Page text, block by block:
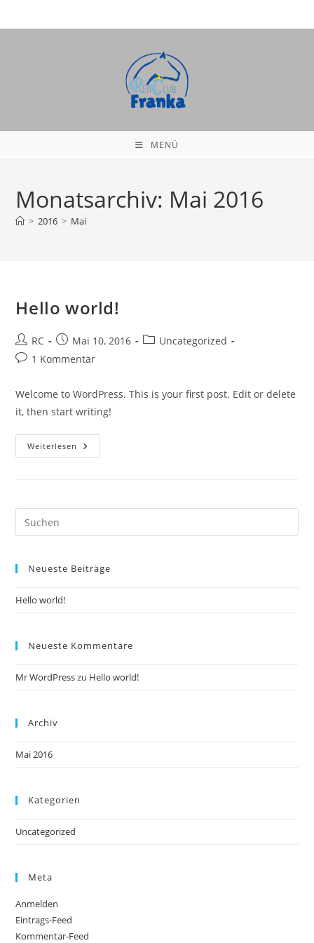
Inhalt
MENÜ
Monatsarchiv: Mai 2016
> 2016 > Mai
Hello world!
Beitrags-
Autor:
RC
Beitrag
veröffentlicht:
Mai 10, 2016
Beitrags-
Uncategorized
Beitrags-
1 Kommentar
Welcome to WordPress. This is your first post. Edit or delete
it, then start writing!
Weiterlesen Hello
World!
Neueste Beiträge
Hello world!
Neueste Kommentare
Mr WordPresszu Hello world!
Archiv
Mai 2016
Kategorien
Uncategorized
Meta
Anmelden
Eintrags-Feed
Kommentar-Feed